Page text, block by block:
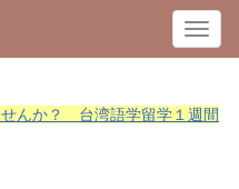
T
o
g
んか？ 台湾語学留学１週間